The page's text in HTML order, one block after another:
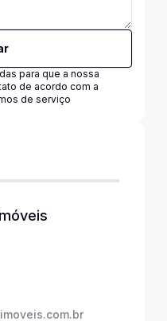
para que a nossa
de acordo com a
de serviço